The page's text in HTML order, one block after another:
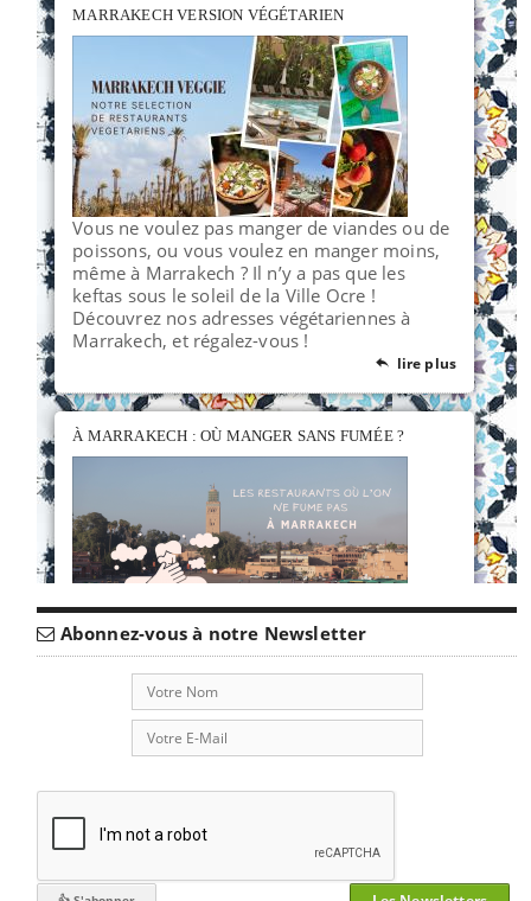
MARRAKECH VERSION VÉGÉTARIEN
Vous ne voulez pas manger de viandes ou de
poissons, ou vous voulez en manger moins,
même à Marrakech ? Il n’y a pas que les
keftas sous le soleil de la Ville Ocre !
Découvrez nos adresses végétariennes à
Marrakech, et régalez-vous !
 lire plus
À MARRAKECH : OÙ MANGER SANS FUMÉE ?
fumer dans de nombreux restaurants, propose
néanmoins quelques perles rares où l'air est pur.
Découvrez notre guide pour trouver les meilleures
adresses non-fumeurs dans la ville ocre.
 lire plus
WHAT’S UP MARRAKECH ?
Abonnez-vous à notre Newsletter